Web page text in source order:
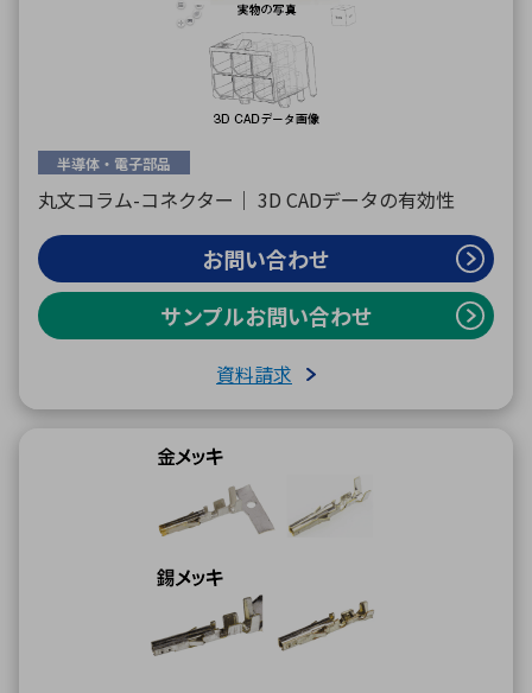
半導体・電子部品
丸文コラム-コネクター｜ 3D CADデータの有効性
お問い合わせ
サンプルお問い合わせ
資料請求